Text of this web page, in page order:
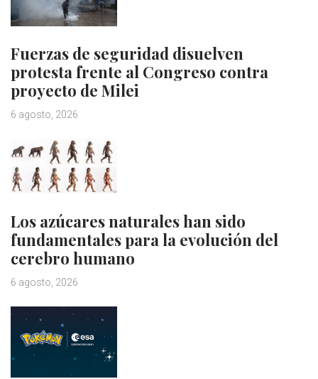
Fuerzas de seguridad disuelven
protesta frente al Congreso contra
proyecto de Milei
6 agosto, 2026
Los azúcares naturales han sido
fundamentales para la evolución del
cerebro humano
6 agosto, 2026